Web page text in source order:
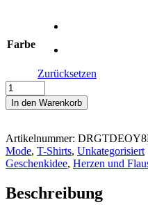
Farbe
Zurücksetzen
#SUNNE
IM
HERZL
Kinder
T-
Shirt
In den Warenkorb
Artikelnummer:
Mode, T-Shirts, Unkategorisiert
Geschenkidee, Herzen und
Beschreibung